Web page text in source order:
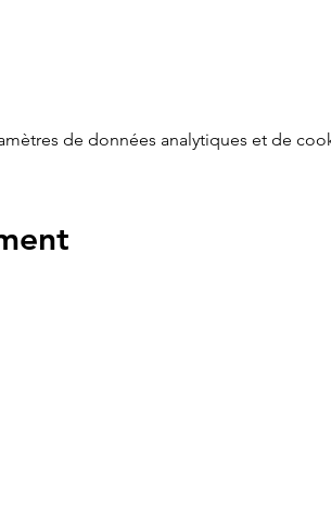
de données analytiques et de